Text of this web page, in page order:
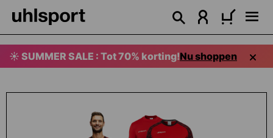
☀️ SUMMER SALE : Tot 70% korting!Nu shoppen